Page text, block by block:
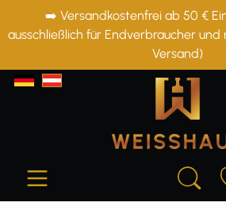
springen
➡️ Versandkostenfrei ab 50 €
ausschließlich für Endverbraucher
Versand)